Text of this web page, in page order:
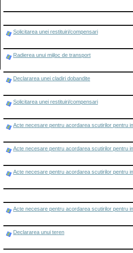
Solicitarea unei restituiri/compensari
Radierea unui mijloc de transport
Declararea unei cladiri dobandite
Solicitarea unei restituiri/compensari
Acte necesare pentru acordarea scutirilor pentru
Acte necesare pentru acordarea scutirilor pentru
Acte necesare pentru acordarea scutirilor pentru
Acte necesare pentru acordarea scutirilor pentru
Declararea unui teren